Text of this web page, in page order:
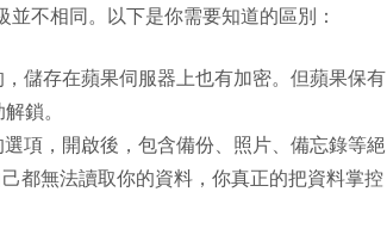
不相同。以下是你需要知道的區別：
儲存在蘋果伺服器上也有加密。但蘋果保有
鎖。
項，開啟後，包含備份、照片、備忘錄等絕
都無法讀取你的資料，你真正的把資料掌控